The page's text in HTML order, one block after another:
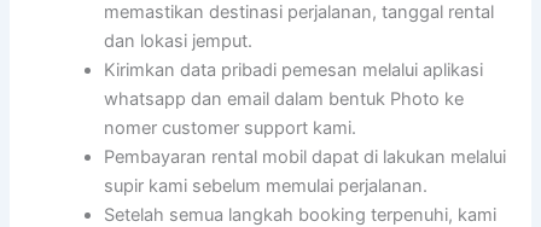
memastikan destinasi perjalanan, tanggal rental
dan lokasi jemput.
Kirimkan data pribadi pemesan melalui aplikasi
whatsapp dan email dalam bentuk Photo ke
nomer customer support kami.
Pembayaran rental mobil dapat di lakukan melalui
supir kami sebelum memulai perjalanan.
Setelah semua langkah booking terpenuhi, kami